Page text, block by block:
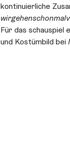
kontinuierliche
Für das schauspiel
und Kostümbild bei